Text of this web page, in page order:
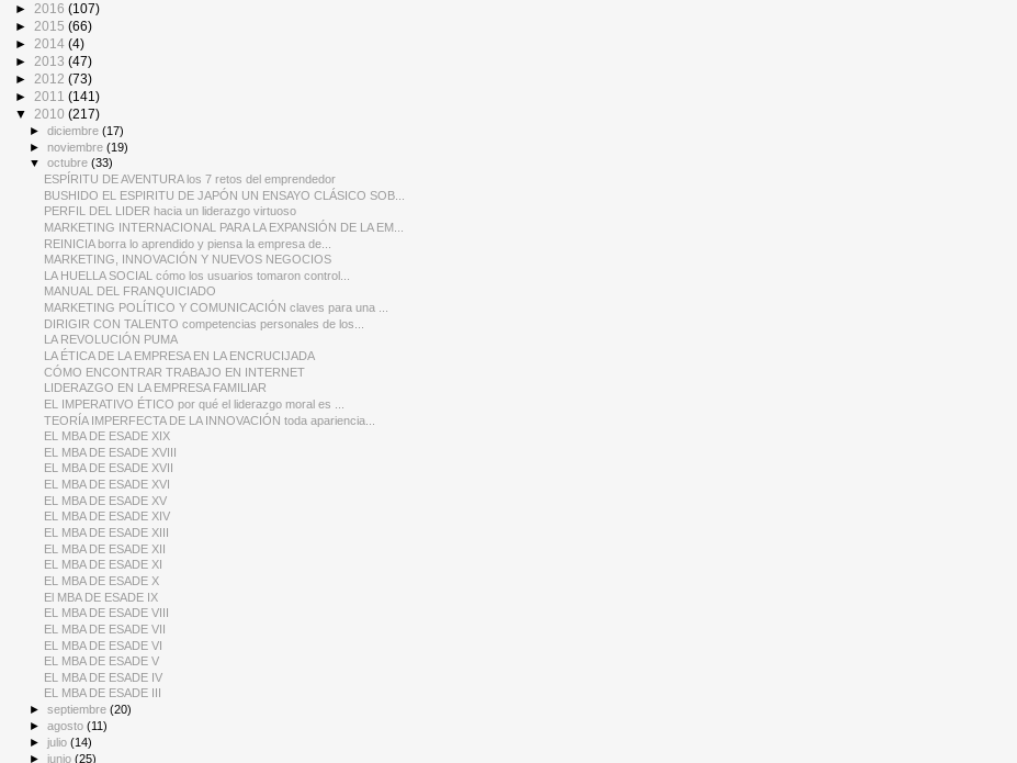
► 2016 (107)
► 2015 (66)
► 2014 (4)
► 2013 (47)
► 2012 (73)
► 2011 (141)
▼ 2010 (217)
►diciembre(17)
► noviembre(19)
▼octubre(33)
ESPÍRITU DE AVENTURA los 7 retos del emprendedor
BUSHIDO EL ESPIRITU DE JAPÓN UN ENSAYO CLÁSICO SOB...
PERFIL DEL LIDER hacia un liderazgo virtuoso
MARKETING INTERNACIONAL PARA LA EXPANSIÓN DE LA EM...
REINICIA borra lo aprendido y piensa la empresa de...
MARKETING, INNOVACIÓN Y NUEVOS NEGOCIOS
LA HUELLA SOCIAL cómo los usuarios tomaron control...
MANUAL DEL FRANQUICIADO
MARKETING POLÍTICO Y COMUNICACIÓN claves para una ...
DIRIGIR CON TALENTO competencias personales de los...
LA REVOLUCIÓN PUMA
LA ÉTICA DE LA EMPRESA EN LA ENCRUCIJADA
CÓMO ENCONTRAR TRABAJO EN INTERNET
LIDERAZGO EN LA EMPRESA FAMILIAR
EL IMPERATIVO ÉTICO por qué el liderazgo moral es ...
TEORÍA IMPERFECTA DE LA INNOVACIÓN toda apariencia...
EL MBA DE ESADE XIX
EL MBA DE ESADE XVIII
EL MBA DE ESADE XVII
EL MBA DE ESADE XVI
EL MBA DE ESADE XV
EL MBA DE ESADE XIV
EL MBA DE ESADE XIII
EL MBA DE ESADE XII
EL MBA DE ESADE XI
EL MBA DE ESADE X
El MBA DE ESADE IX
EL MBA DE ESADE VIII
EL MBA DE ESADE VII
EL MBA DE ESADE VI
EL MBA DE ESADE V
EL MBA DE ESADE IV
EL MBA DE ESADE III
►septiembre(20)
►agosto(11)
►julio(14)
►junio(25)